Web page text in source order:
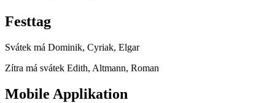
Festtag
Svátek má Dominik, Cyriak, Elgar
Zítra má svátek Edith, Altmann, Roman
Mobile Applikation